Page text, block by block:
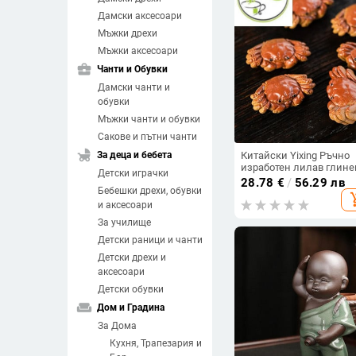
Дамски аксесоари
Мъжки дрехи
Мъжки аксесоари
business_center Чанти и Обувки
Дамски чанти и
обувки
Мъжки чанти и обувки
Сакове и пътни чанти
child_friendly За деца и бебета
Детски играчки
Бебешки дрехи, обувки
и аксесоари
За училище
Детски раници и чанти
Детски дрехи и
аксесоари
Детски обувки
weekend Дом и Градина
За Дома
Кухня, Трапезария и
Китайски Yixing Ръчно
изработен лилав
чай Бутикова скулптура
домашен любимец
на рак Орнаменти
Занаяти Чаен сервиз
28.78 € / 56.29 лв